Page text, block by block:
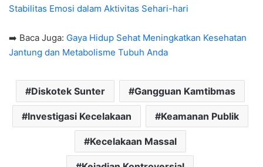
Stabilitas Emosi dalam Aktivitas Sehari-hari
➡️ Baca Juga: Gaya Hidup Sehat Meningkatkan Kesehatan
Jantung dan Metabolisme Tubuh Anda
Diskotek Sunter Gangguan Kamtibmas
Investigasi Kecelakaan Keamanan Publik
Kecelakaan Massal